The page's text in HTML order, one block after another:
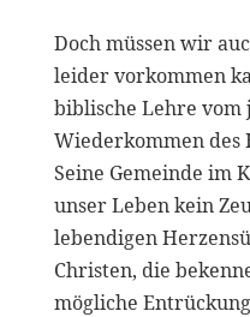
Doch müssen wir
leider vorkommen
biblische Lehre vom
Wiederkommen des
Seine Gemeinde im
unser Leben kein
lebendigen
Christen, die
mögliche